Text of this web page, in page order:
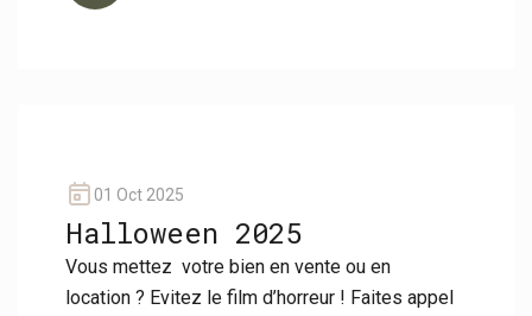
01 Oct 2025
Halloween 2025
Vous mettez votre bien en vente ou en
location ? Evitez le film d’horreur ! Faites appel